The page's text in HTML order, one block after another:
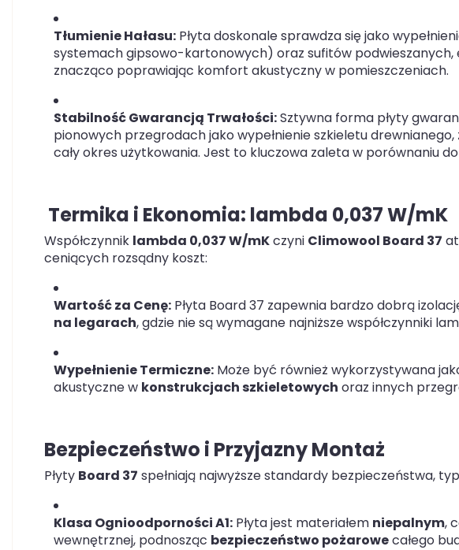
Tłumienie Hałasu: Płyta doskonale sprawdza się jako
systemach gipsowo-kartonowych) oraz sufitów podwieszanych,
znacząco poprawiając komfort akustyczny w pomieszczeniach.
Stabilność Gwarancją Trwałości:Sztywna forma płyty
pionowych przegrodach jako wypełnienie szkieletu
cały okres użytkowania. Jest to kluczowa zaleta w porównaniu
Termika i Ekonomia: lambda 0,037 W/mK
Współczynnik lambda 0,037 W/mKczyni Climowool Board 37
ceniących rozsądny koszt:
Wartość za Cenę: Płyta Board 37 zapewnia bardzo dobrą
na legarach, gdzie nie są wymagane najniższe współczynniki
Wypełnienie Termiczne: Może być również wykorzystywana
akustyczne w konstrukcjach szkieletowych oraz innych
Bezpieczeństwo i Przyjazny Montaż
Płyty Board 37 spełniają najwyższe standardy bezpieczeństwa,
Klasa Ognioodporności A1: Płyta jest materiałem niepalnym,
wewnętrznej, podnosząc bezpieczeństwo pożarowecałego